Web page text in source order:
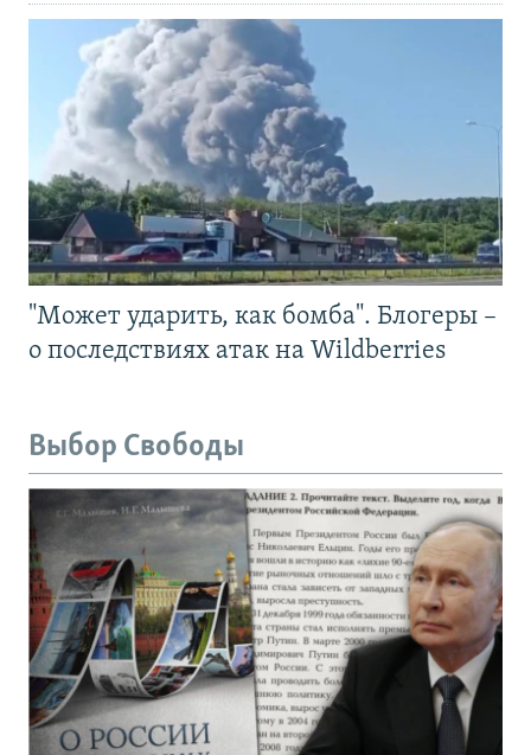
"Может ударить, как бомба". Блогеры –
о последствиях атак на Wildberries
Выбор Свободы